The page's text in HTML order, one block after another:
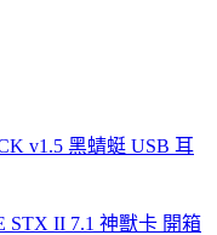
v1.5 黑蜻蜓 USB 耳
STX II 7.1 神獸卡 開箱